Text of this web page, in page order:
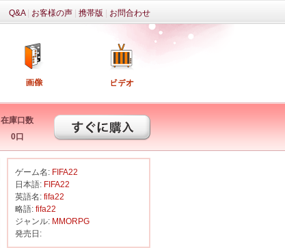
Q&A| お客様の声 携帯版 お問合わせ
在庫口数
0口
ゲーム名: FIFA22
日本語: FIFA22
英語名: fifa22
略語: fifa22
ジャンル: MMORPG
発売日: